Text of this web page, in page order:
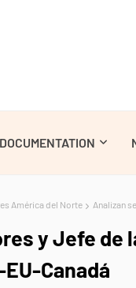
DOCUMENTATION
América del Norte Analizan
y Jefe de
Canadá